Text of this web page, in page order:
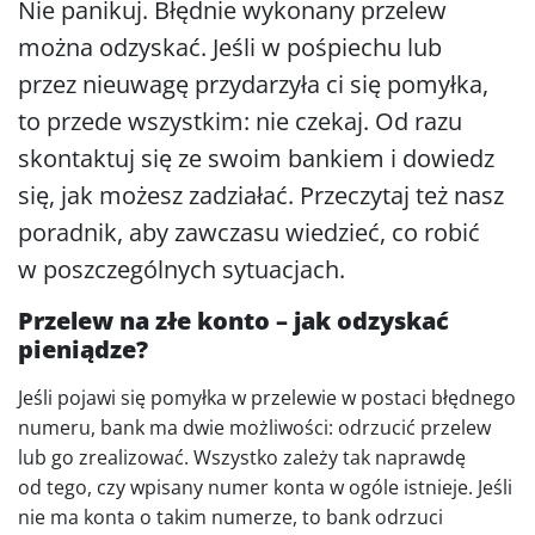
Nie panikuj. Błędnie wykonany przelew
można odzyskać. Jeśli w pośpiechu lub
przez nieuwagę przydarzyła ci się pomyłka,
to przede wszystkim: nie czekaj. Od razu
skontaktuj się ze swoim bankiem i dowiedz
się, jak możesz zadziałać. Przeczytaj też nasz
poradnik, aby zawczasu wiedzieć, co robić
w poszczególnych sytuacjach.
Przelew na złe konto – jak odzyskać
pieniądze?
Jeśli pojawi się pomyłka w przelewie w postaci błędnego
numeru, bank ma dwie możliwości: odrzucić przelew
lub go zrealizować. Wszystko zależy tak naprawdę
od tego, czy wpisany numer konta w ogóle istnieje. Jeśli
nie ma konta o takim numerze, to bank odrzuci